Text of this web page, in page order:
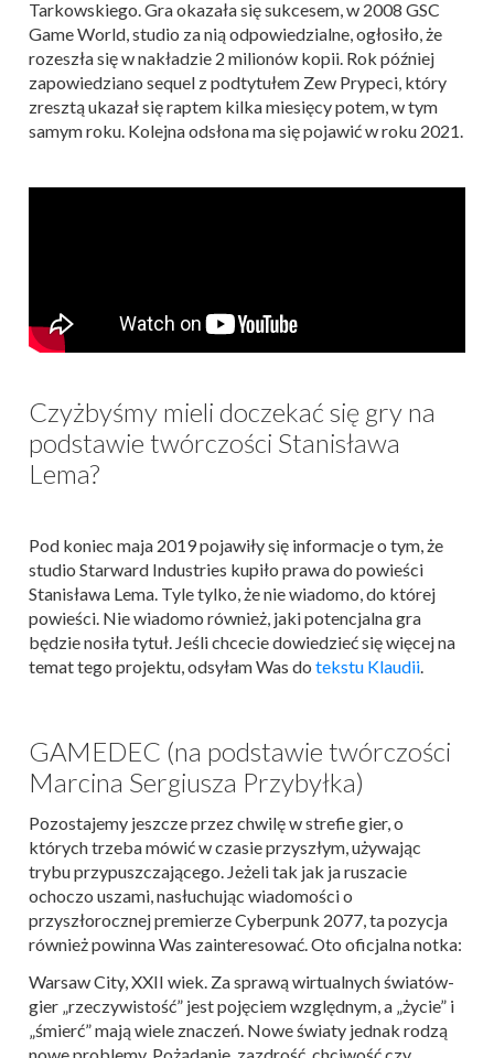
Tarkowskiego. Gra okazała się sukcesem, w 2008 GSC
Game World, studio za nią odpowiedzialne, ogłosiło, że
rozeszła się w nakładzie 2 milionów kopii. Rok później
zapowiedziano sequel z podtytułem Zew Prypeci, który
zresztą ukazał się raptem kilka miesięcy potem, w tym
samym roku. Kolejna odsłona ma się pojawić w roku 2021.
Czyżbyśmy mieli doczekać się gry na
podstawie twórczości Stanisława
Lema?
Pod koniec maja 2019 pojawiły się informacje o tym, że
studio Starward Industries kupiło prawa do powieści
Stanisława Lema. Tyle tylko, że nie wiadomo, do której
powieści. Nie wiadomo również, jaki potencjalna gra
będzie nosiła tytuł. Jeśli chcecie dowiedzieć się więcej na
temat tego projektu, odsyłam Was do tekstu Klaudii.
GAMEDEC (na podstawie twórczości
Marcina Sergiusza Przybyłka)
Pozostajemy jeszcze przez chwilę w strefie gier, o
których trzeba mówić w czasie przyszłym, używając
trybu przypuszczającego. Jeżeli tak jak ja ruszacie
ochoczo uszami, nasłuchując wiadomości o
przyszłorocznej premierze Cyberpunk 2077, ta pozycja
również powinna Was zainteresować. Oto oficjalna notka:
Warsaw City, XXII wiek. Za sprawą wirtualnych światów-
gier „rzeczywistość” jest pojęciem względnym, a „życie” i
„śmierć” mają wiele znaczeń. Nowe światy jednak rodzą